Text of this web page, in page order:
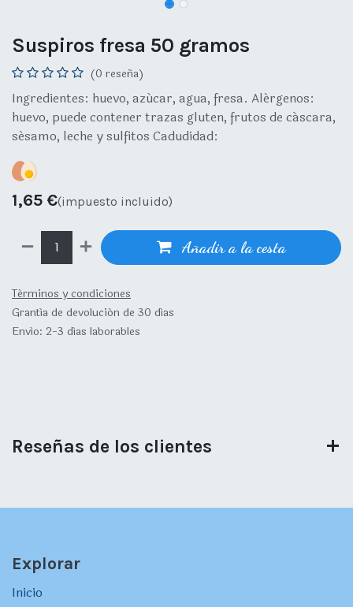
Suspiros fresa 50 gramos
(0 reseña)
Ingredientes: huevo, azúcar, agua, fresa. Alérgenos:
huevo, puede contener trazas gluten, frutos de cáscara,
sésamo, leche y sulfitos Cadudidad:
1,65 €(impuesto incluido)
Añadir a la cesta
Términos y condiciones
Grantía de devolución de 30 días
Envío: 2-3 días laborables
Reseñas de los clientes
Explorar
Inicio